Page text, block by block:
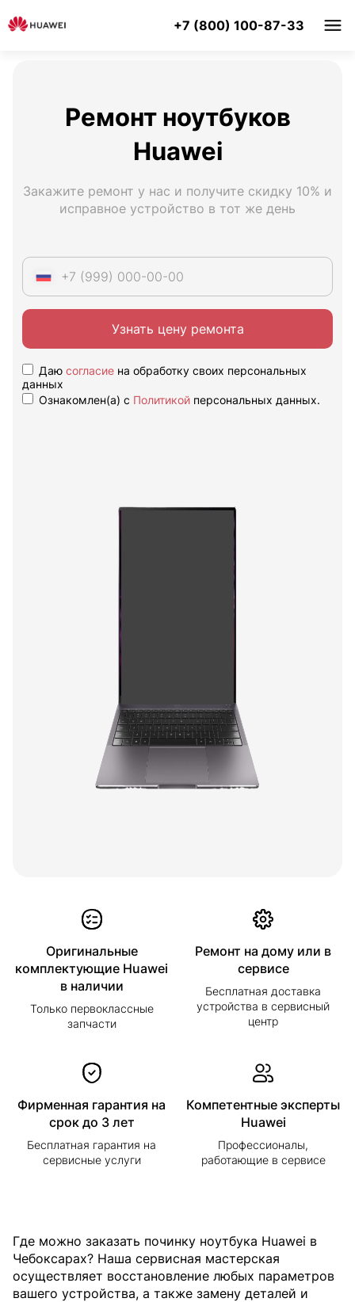
+7 (800) 100-87-33
Ремонт ноутбуков
Huawei
Закажите ремонт у нас и получите скидку 10% и
исправное устройство в тот же день
Узнать цену ремонта
Даю согласие на обработку своих персональных
данных
Ознакомлен(а) с Политикой персональных данных.
Оригинальные
комплектующие Huawei
в наличии
Только первоклассные
запчасти
Ремонт на дому или в
сервисе
Бесплатная доставка
устройства в сервисный
центр
Фирменная гарантия на
срок до 3 лет
Бесплатная гарантия на
сервисные услуги
Компетентные эксперты
Huawei
Профессионалы,
работающие в сервисе
Где можно заказать починку ноутбука Huawei в
Чебоксарах? Наша сервисная мастерская
осуществляет восстановление любых параметров
вашего устройства, а также замену деталей и